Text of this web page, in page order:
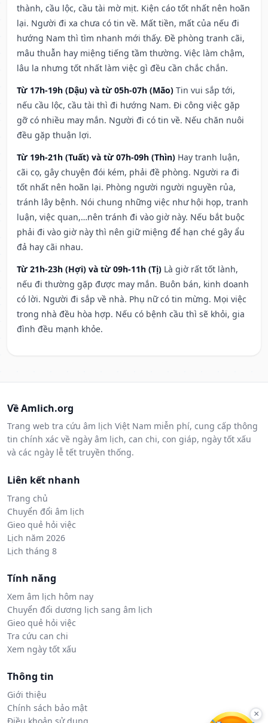
thành, cầu lộc, cầu tài mờ mịt. Kiện cáo tốt nhất nên hoãn
lại. Người đi xa chưa có tin về. Mất tiền, mất của nếu đi
hướng Nam thì tìm nhanh mới thấy. Đề phòng tranh cãi,
mâu thuẫn hay miệng tiếng tầm thường. Việc làm chậm,
lâu la nhưng tốt nhất làm việc gì đều cần chắc chắn.
Từ 17h-19h (Dậu) và từ 05h-07h (Mão) Tin vui sắp tới,
nếu cầu lộc, cầu tài thì đi hướng Nam. Đi công việc gặp
gỡ có nhiều may mắn. Người đi có tin về. Nếu chăn nuôi
đều gặp thuận lợi.
Từ 19h-21h (Tuất) và từ 07h-09h (Thìn) Hay tranh luận,
cãi cọ, gây chuyện đói kém, phải đề phòng. Người ra đi
tốt nhất nên hoãn lại. Phòng người người nguyền rủa,
tránh lây bệnh. Nói chung những việc như hội họp, tranh
luận, việc quan,…nên tránh đi vào giờ này. Nếu bắt buộc
phải đi vào giờ này thì nên giữ miệng để hạn ché gây ẩu
đả hay cãi nhau.
Từ 21h-23h (Hợi) và từ 09h-11h (Tị) Là giờ rất tốt lành,
nếu đi thường gặp được may mắn. Buôn bán, kinh doanh
có lời. Người đi sắp về nhà. Phụ nữ có tin mừng. Mọi việc
trong nhà đều hòa hợp. Nếu có bệnh cầu thì sẽ khỏi, gia
đình đều mạnh khỏe.
Về Amlich.org
Trang web tra cứu âm lịch Việt Nam miễn phí, cung cấp thông
tin chính xác về ngày âm lịch, can chi, con giáp, ngày tốt xấu
và các ngày lễ tết truyền thống.
Liên kết nhanh
Trang chủ
Chuyển đổi âm lịch
Gieo quẻ hỏi việc
Lịch năm 2026
Lịch tháng 8
Tính năng
Xem âm lịch hôm nay
Chuyển đổi dương lịch sang âm lịch
Gieo quẻ hỏi việc
Tra cứu can chi
Xem ngày tốt xấu
Thông tin
Giới thiệu
Chính sách bảo mật
×